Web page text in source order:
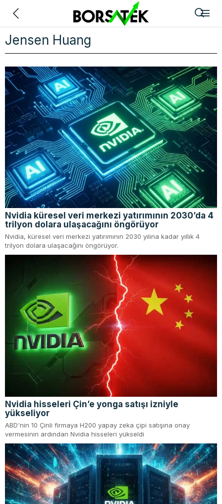
Jensen Huang
Nvidia küresel veri merkezi yatırımının 2030’da 4
trilyon dolara ulaşacağını öngörüyor
Nvidia, küresel veri merkezi yatırımının 2030 yılına kadar yıllık 4
trilyon dolara ulaşacağını öngörüyor.
Nvidia hisseleri Çin’e yonga satışı izniyle
yükseliyor
ABD'nin 10 Çinli firmaya H200 yapay zeka çipi satışına onay
vermesinin ardından Nvidia hisseleri yükseldi